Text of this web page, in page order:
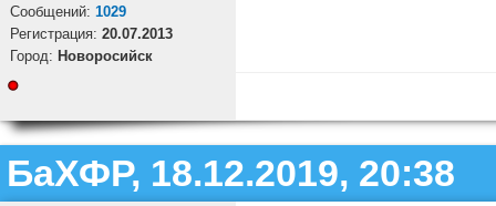
Cообщений: 1029
Регистрация: 20.07.2013
Город: Новоросийск
БаХФР, 18.12.2019, 20:38